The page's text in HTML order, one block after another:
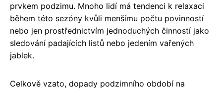
prvkem podzimu. Mnoho lidí má tendenci k relaxaci
během této sezóny kvůli menšímu počtu povinností
nebo jen prostřednictvím jednoduchých činností jako
sledování padajících listů nebo jedením vařených
jablek.
Celkově vzato, dopady podzimního období na